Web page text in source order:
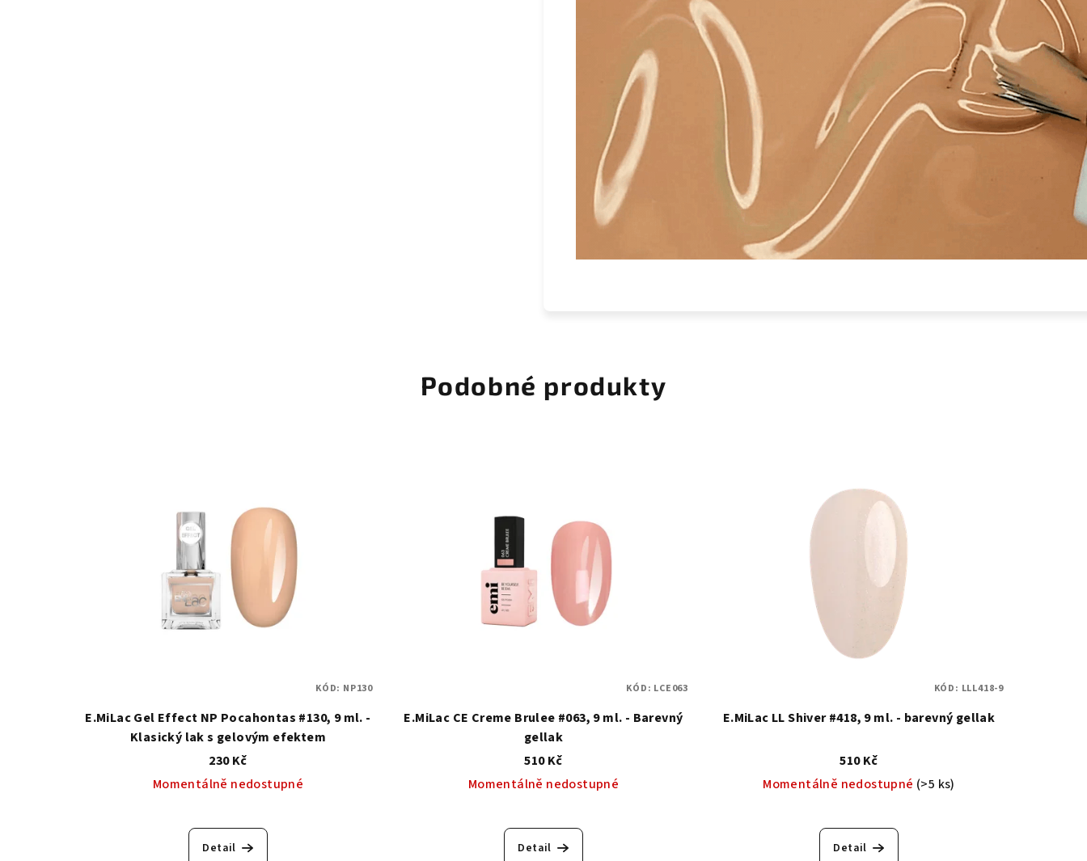
Podobné produkty
E.MiLac Gel Effect NP Pocahontas #130, 9 ml. -
Klasický lak s gelovým efektem
230 Kč
Momentálně nedostupné
Detail
KÓD: NP130
E.MiLac CE Creme Brulee #063, 9 ml. - Barevný
gellak
510 Kč
Momentálně nedostupné
Detail
KÓD: LCE063
E.MiLac LL Shiver #418, 9 ml. - barevný gellak
510 Kč
Momentálně nedostupné (>5 ks)
Detail
KÓD: LLL418-9